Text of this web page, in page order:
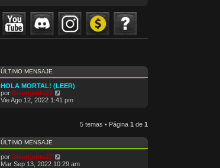
ÚLTIMO MENSAJE
HOLA MORTAL! (LEER)
por Divergente27
e
o
e
Vie Ago 12, 2022 1:41 pm
5 temas • Página 1 de 1
ÚLTIMO MENSAJE
por Divergente27
Mar Sep 13, 2022 10:29 am